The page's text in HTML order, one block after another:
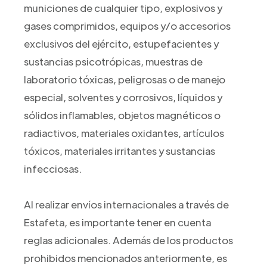
municiones de cualquier tipo, explosivos y
gases comprimidos, equipos y/o accesorios
exclusivos del ejército, estupefacientes y
sustancias psicotrópicas, muestras de
laboratorio tóxicas, peligrosas o de manejo
especial, solventes y corrosivos, líquidos y
sólidos inflamables, objetos magnéticos o
radiactivos, materiales oxidantes, artículos
tóxicos, materiales irritantes y sustancias
infecciosas.
Al realizar envíos internacionales a través de
Estafeta, es importante tener en cuenta
reglas adicionales. Además de los productos
prohibidos mencionados anteriormente, es